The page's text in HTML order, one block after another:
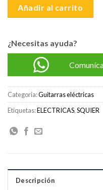
Añadir al carrito
¿Necesitas ayuda?
Categoría:Guitarras eléctricas
Etiquetas:ELECTRICAS,SQUIER
Descripción